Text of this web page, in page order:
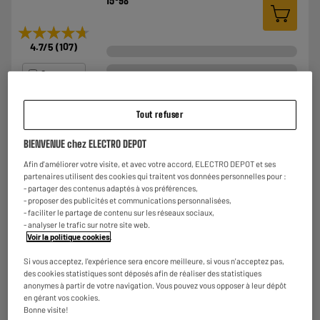
★★★★★
★★★★★
4.7/5 (107)
Comparer
★★★★★
★★★★★
4.5/5(72)
Comparer
Grille-pain VALBERG VAL-TC2STB SOFT TOUCH
Nombre de positions : 6
Nombre de fentes : 2
Compatibilité baguette : Oui, fentes larges
19€98
Tout refuser
BIENVENUE chez ELECTRO DEPOT
Afin d'améliorer votre visite, et avec votre accord, ELECTRO DEPOT et ses
partenaires utilisent des cookies qui traitent vos données personnelles pour :
- partager des contenus adaptés à vos préférences,
- proposer des publicités et communications personnalisées,
- faciliter le partage de contenu sur les réseaux sociaux,
- analyser le trafic sur notre site web.
Voir la politique cookies.
Si vous acceptez, l'expérience sera encore meilleure, si vous n'acceptez pas,
des cookies statistiques sont déposés afin de réaliser des statistiques
anonymes à partir de votre navigation. Vous pouvez vous opposer à leur dépôt
en gérant vos cookies.
Bonne visite!